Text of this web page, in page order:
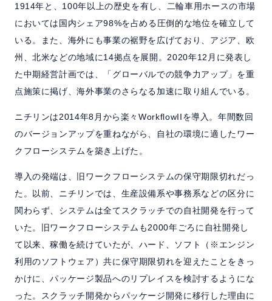
1914年と、100年以上の歴史を有し、二輪車用ホースの市場
においては国内シェア98%を占める圧倒的な地位を確立して
いる。また、海外にも事業の裾野を広げており、アジア、欧
州、北米などの地域に14拠点を展開。2020年12月に発表し
た中期経営計画では、「グローバルでの競争力アップ」を重
点施策に掲げ、海外事業のさらなる加速に取り組んでいる。
ニチリンは2014年8月から楽々WorkflowIIを導入。年間数回
のバージョンアップを重ねながら、自社の環境に適したワー
クフローシステムを築き上げた。
導入の発端は、旧ワークフローシステムの保守期限切れだっ
た。以前、ニチリンでは、生産設備系や事務系などの区分に
関わらず、システムは全てスクラッチでの自社開発を行って
いた。旧ワークフローシステムも2000年ごろに自社開発し
て以来、稼働を続けていたが、ハード、ソフト（※エンジン
利用のソフトウェア）共に保守期限切れを迎えたことをきっ
かけに、パッケージ製品へのリプレイスを検討するようにな
った。スクラッチ開発からパッケージ開発に移行した理由に